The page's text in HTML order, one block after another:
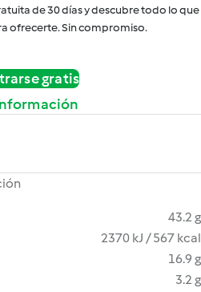
de 30 días y descubre todo lo que
ofrecerte. Sin compromiso.
gratis
43.2 g
2370 kJ / 567 kcal
16.9 g
3.2 g